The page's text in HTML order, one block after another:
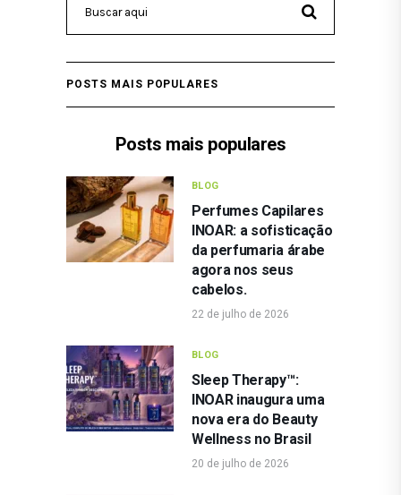
POSTS MAIS POPULARES
Posts mais populares
BLOG
Perfumes Capilares
INOAR: a sofisticação
da perfumaria árabe
agora nos seus
cabelos.
22 de julho de 2026
BLOG
Sleep Therapy™:
INOAR inaugura uma
nova era do Beauty
Wellness no Brasil
20 de julho de 2026